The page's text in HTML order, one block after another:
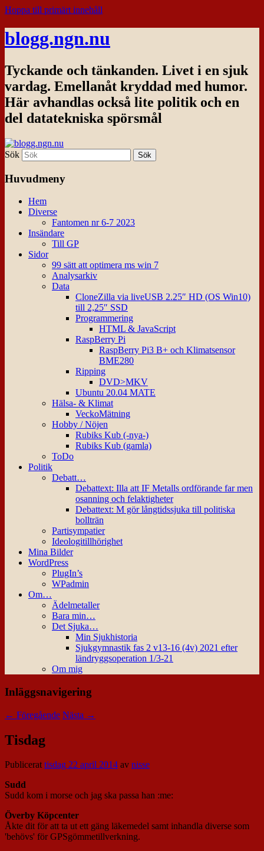
Hoppa till primärt innehåll
blogg.ngn.nu
Tyckande och tänkanden. Livet i en sjuk
vardag. Emellanåt kryddad med humor.
Här avhandlas också lite politik och en
del datatekniska spörsmål
Sök
Huvudmeny
Hem
Diverse
Fantomen nr 6-7 2023
Insändare
Till GP
Sidor
99 sätt att optimera ms win 7
Analysarkiv
Data
CloneZilla via liveUSB 2.25″ HD (OS Win10)
till 2,25″ SSD
Programmering
HTML & JavaScript
RaspBerry Pi
RaspBerry Pi3 B+ och Klimatsensor
BME280
Ripping
DVD>MKV
Ubuntu 20.04 MATE
Hälsa- & Klimat
VeckoMätning
Hobby / Nöjen
Rubiks Kub (-nya-)
Rubiks Kub (gamla)
ToDo
Politik
Debatt…
Debattext: Illa att IF Metalls ordförande far men
osanning och felaktigheter
Debattext: M gör långtidssjuka till politiska
bollträn
Partisympatier
Ideologitillhörighet
Mina Bilder
WordPress
PlugIn’s
WPadmin
Om…
Ädelmetaller
Bara min…
Det Sjuka…
Min Sjukhistoria
Sjukgymnastik fas 2 v13-16 (4v) 2021 efter
ländryggsoperation 1/3-21
Om mig
Inläggsnavigering
← Föregående Nästa →
Tisdag
Publicerattisdag 22 april 2014 av nisse
Sudd
Sudd kom i morse och jag ska passa han :me:
Överby Köpcenter
Åkte dit för att ta ut ett gäng läkemedel samt inhandla diverse som
'behövs' för GPSgömmetillverkning.